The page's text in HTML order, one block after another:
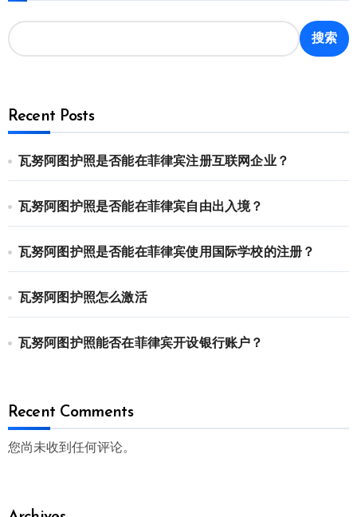
搜索
Recent Posts
瓦努阿图护照是否能在菲律宾注册互联网企业？
瓦努阿图护照是否能在菲律宾自由出入境？
瓦努阿图护照是否能在菲律宾使用国际学校的注册？
瓦努阿图护照怎么激活
瓦努阿图护照能否在菲律宾开设银行账户？
Recent Comments
您尚未收到任何评论。